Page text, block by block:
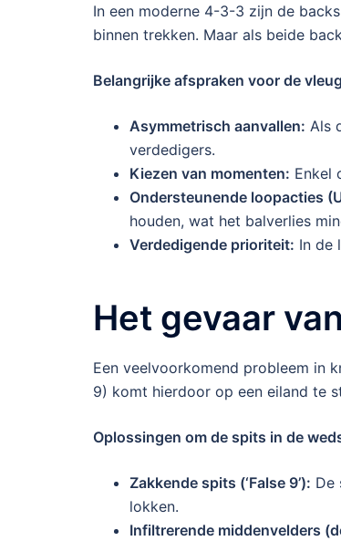
In een moderne 4-3-3 zijn de
binnen trekken. Maar als beide
Belangrijke afspraken voor de
Asymmetrisch aanvallen: Als
verdedigers.
Kiezen van momenten: Enkel
Ondersteunende loopacties
houden, wat het balverlies
Verdedigende prioriteit: In de
Het gevaar
Een veelvoorkomend probleem in
9) komt hierdoor op een eiland te
Oplossingen om de spits in de
Zakkende spits (‘False 9’): De
lokken.
Infiltrerende middenvelders